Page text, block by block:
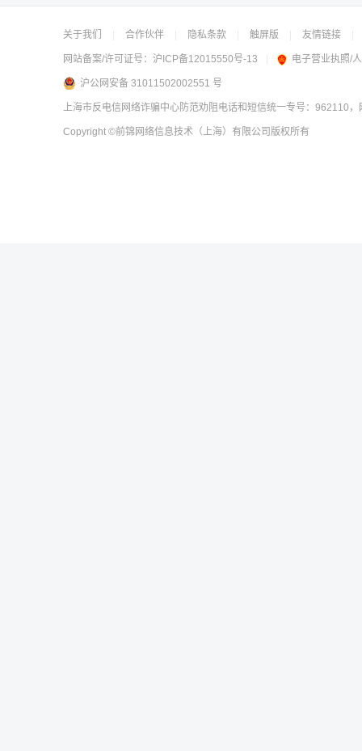
关于我们 合作伙伴 隐私条款 触屏版 友情链接
网站备案/许可证号： 沪ICP备12015550号-13 电子营业执照/
沪公网安备 31011502002551 号
上海市反电信网络诈骗中心防范劝阻电话和短信统一专号：962110
Copyright ©前锦网络信息技术（上海）有限公司 版权所有